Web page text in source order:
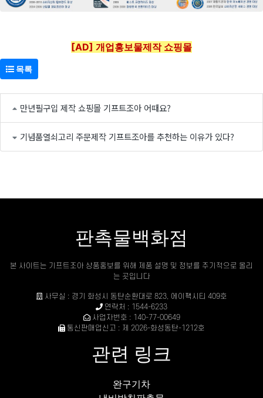
[AD] 개업홍보물제작 쇼핑몰
목록
만년필구입 제작 쇼핑몰 기프트조아 어때요?
기념품열쇠고리 주문제작 기프트조아를 추천하는 이유가 있다?
판촉물백화점
본 사이트는 기프트조아 상품홍보를 위해 제품 설명 및 정보를 주기적으로 올리
는 곳입니다
사무실 : 경기 화성시 동탄순환대로 823, 에이팩시티 409호
연락처 : 1544-6233
사업자번호 : 140-77-00649
통신판매업신고 : 제 2026-화성동탄-1212호
관련 링크
완구기차